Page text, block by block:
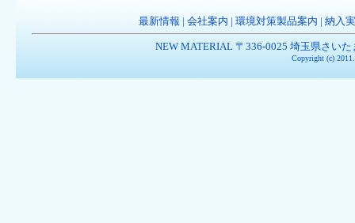
最新情報 会社案内 環境対策製品案内 納入
NEW MATERIAL 〒336-0025 埼玉県さい
Copyright (c)